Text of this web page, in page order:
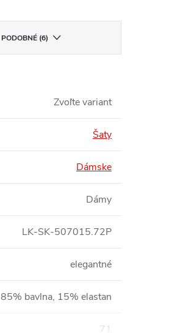
PODOBNÉ (6)
Zvoľte variant
Šaty
Dámske
Dámy
LK-SK-507015.72P
elegantné
85% bavlna, 15% elastan
71